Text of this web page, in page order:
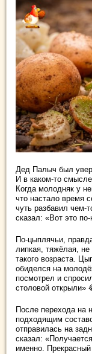
Дед Палыч был
И в каком-то
Когда молодняк у
что настало время
чуть разбавил чем-
сказал: «Вот это
По-цыплячьи,
липкая, тяжёлая,
такого возраста.
обиделся на
посмотрел и
столовой открыли»
После перехода на
подходящим
отправилась на
сказал:
именно.